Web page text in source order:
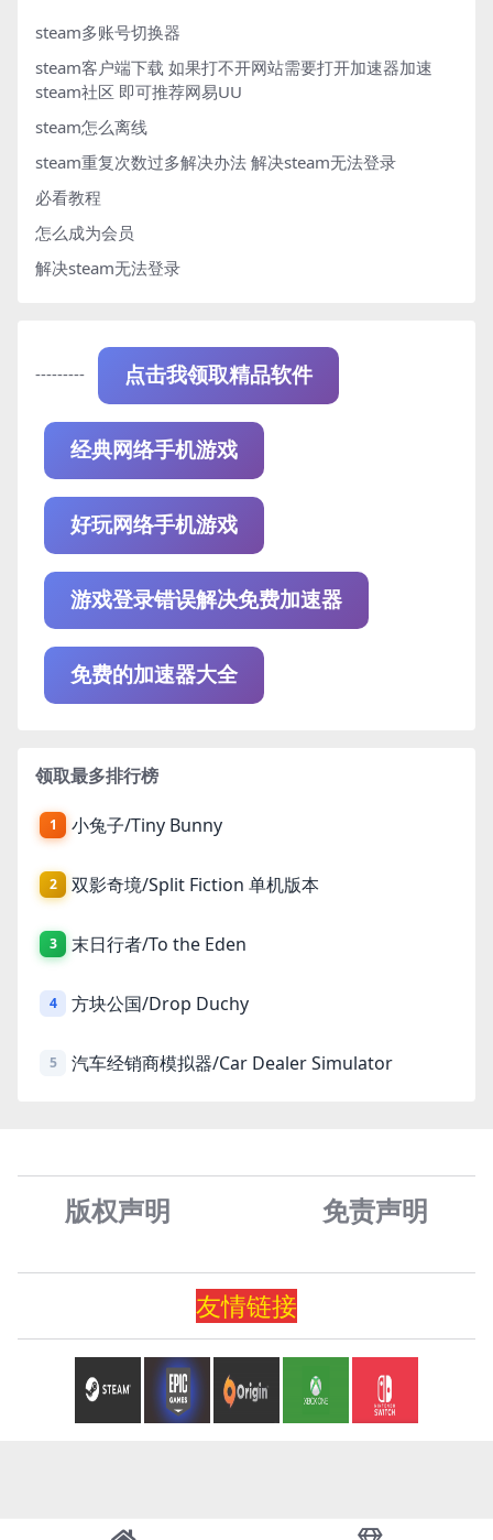
steam多账号切换器
steam客户端下载 如果打不开网站需要打开加速器加速
steam社区 即可推荐网易UU
steam怎么离线
steam重复次数过多解决办法 解决steam无法登录
必看教程
怎么成为会员
解决steam无法登录
--------- 点击我领取精品软件
经典网络手机游戏
好玩网络手机游戏
游戏登录错误解决免费加速器
免费的加速器大全
领取最多排行榜
1 小兔子/Tiny Bunny
2 双影奇境/Split Fiction 单机版本
3 末日行者/To the Eden
4 方块公国/Drop Duchy
5 汽车经销商模拟器/Car Dealer Simulator
版权声明 免责声明
友情链接